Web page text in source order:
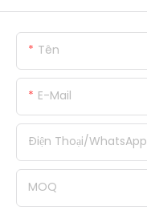
Tên
E-Mail
Điện Thoại/WhatsApp
MOQ